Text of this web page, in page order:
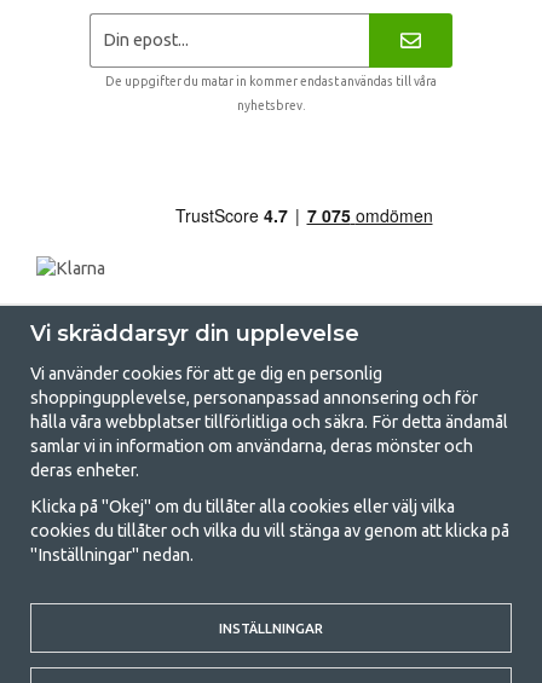
De uppgifter du matar in kommer endast användas till våra
nyhetsbrev.
GetCamping.se - Din butik för camping
och uteliv
Att campa kan antingen vara en livsstil eller ett sätt att samla familjen
för ett gemensamt äventyr. Oavsett vilken kategori du tillhör hittar du
med att campa så därför erbjuder vi riktigt bra priser på familjetält,
husvagnstält och all annan utrustning för camping och friluftsliv. Vårt
mål är att i varje priskategori erbjuda den bästa campingutrustningen
gällande kvalitet och funktionalitet. Ta gärna kontakt med oss om det
Vi skräddarsyr din upplevelse
Vi använder cookies för att ge dig en personlig
shoppingupplevelse, personanpassad annonsering och för
hålla våra webbplatser tillförlitliga och säkra. För detta ändamål
samlar vi in information om användarna, deras mönster och
deras enheter.
Klicka på "Okej" om du tillåter alla cookies eller välj vilka
cookies du tillåter och vilka du vill stänga av genom att klicka på
"Inställningar" nedan.
INSTÄLLNINGAR